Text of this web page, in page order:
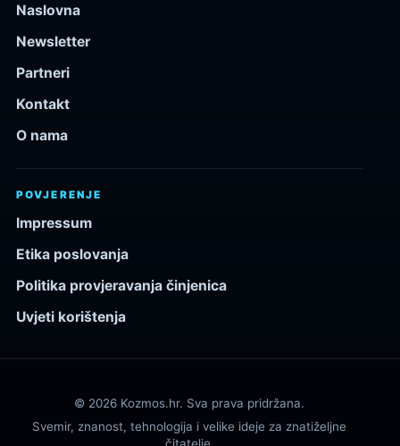
Naslovna
Newsletter
Partneri
Kontakt
O nama
POVJERENJE
Impressum
Etika poslovanja
Politika provjeravanja činjenica
Uvjeti korištenja
© 2026 Kozmos.hr. Sva prava pridržana.
Svemir, znanost, tehnologija i velike ideje za znatiželjne
čitatelje.